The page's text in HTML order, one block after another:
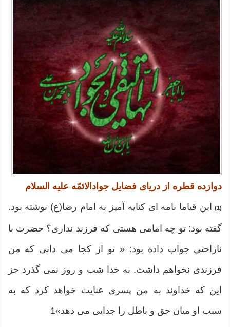
دوازده قطره از دریای فضایل جوادالائمّه علیه السلام
(1) ابن قیاما نامه ای کنایه آمیز به امام رضا(ع) نوشته بود.
گفته بود: تو چه امامی هستی که فرزند نداری؟ حضرت با
ناراحتی جواب داده بود: « تو از کجا می دانی که من
فرزندی نخواهم داشت. به خدا شب و روز نمی گذرد جز
این که خداوند به من پسری عنایت خواهد کرد که به
سبب او میان حق و باطل را جدایی می دهد»1